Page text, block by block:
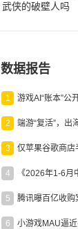
武侠的破壁人吗
数据报告
1
2
3
4 《2026年1-6
5
6 小游戏MAU逼